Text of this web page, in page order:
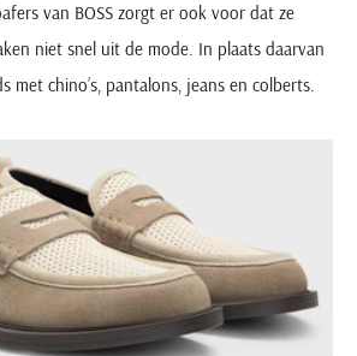
van BOSS zorgt er ook voor dat ze
niet snel uit de mode. In plaats daarvan
met chino’s, pantalons, jeans en colberts.